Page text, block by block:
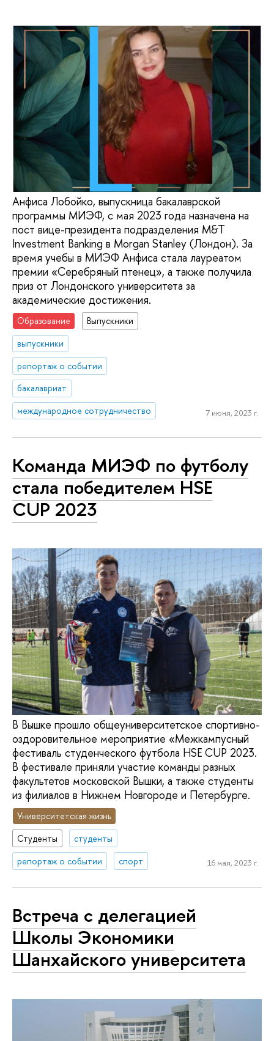
Анфиса Лобойко, выпускница бакалаврской
программы МИЭФ, с мая 2023 года назначена на
пост вице-президента подразделения M&T
Investment Banking в Morgan Stanley (Лондон). За
время учебы в МИЭФ Анфиса стала лауреатом
премии «Серебряный птенец», а также получила
приз от Лондонского университета за
академические достижения.
Образование
Выпускники
выпускники
репортаж о событии
бакалавриат
международное сотрудничество
7 июня, 2023 г.
Команда МИЭФ по футболу
стала победителем HSE
CUP 2023
В Вышке прошло общеуниверситетское спортивно-
оздоровительное мероприятие «Межкампусный
фестиваль студенческого футбола HSE CUP 2023.
В фестивале приняли участие команды разных
факультетов московской Вышки, а также студенты
из филиалов в Нижнем Новгороде и Петербурге.
Университетская жизнь
Студенты
студенты
репортаж о событии
спорт 16 мая, 2023 г.
Встреча с делегацией
Школы Экономики
Шанхайского университета